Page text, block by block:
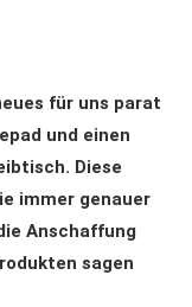
für uns parat
und einen
Diese
immer genauer
Anschaffung
sagen